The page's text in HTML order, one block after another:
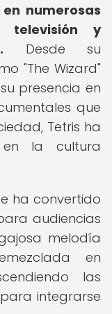
numerosas
televisión y
Desde su
"The Wizard"
presencia en
que
Tetris ha
en la cultura
ha convertido
audiencias
melodía
en
las
integrarse